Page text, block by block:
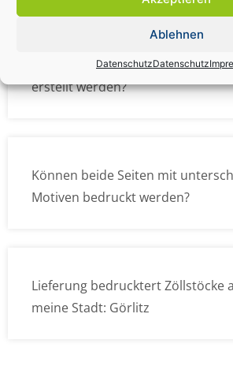
Ablehnen
DatenschutzDatenschutz
Wie müssen die Druckdateien
erstellt werden?
Können beide Seiten mit
Motiven bedruckt werden?
Lieferung bedrucktert Zöllstöcke
meine Stadt: Görlitz